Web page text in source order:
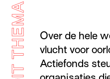
Over de hele
vlucht voor
Actiefonds